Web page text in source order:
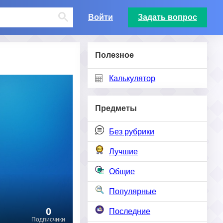
Войти Задать вопрос
Полезное
Калькулятор
Предметы
Без рубрики
Лучшие
Общие
Популярные
Последние
Подписчики
0